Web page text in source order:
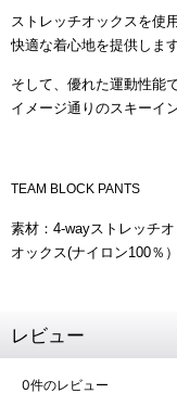
ストレッチオックスを使
快適な着心地を提供します
そして、優れた運動性能
イメージ通りのスキーイ
TEAM BLOCK PANTS
素材：4-wayストレッチ
オックス(ナイロン100％）
レビュー
0件のレビュー